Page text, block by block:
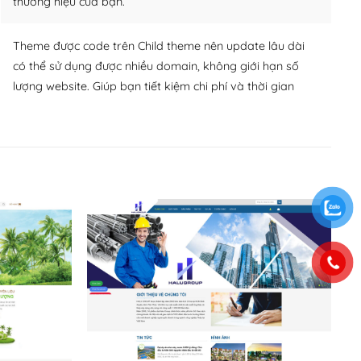
Theme được code trên Child theme nên update lâu dài
có thể sử dụng được nhiều domain, không giới hạn số
lượng website. Giúp bạn tiết kiệm chi phí và thời gian